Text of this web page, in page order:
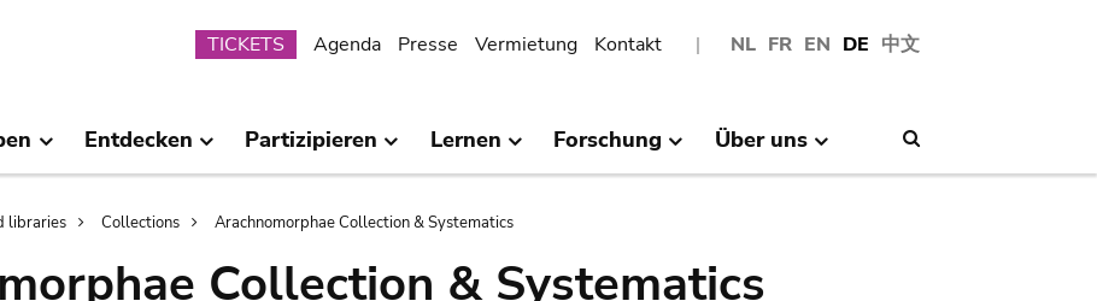
NL FR EN DE 中文
Submenu
TICKETS Agenda Presse Vermietung Kontakt
Entdecken Partizipieren Lernen Forschung Über uns
libraries Collections Arachnomorphae Collection & Systematics
Collection & Systematics